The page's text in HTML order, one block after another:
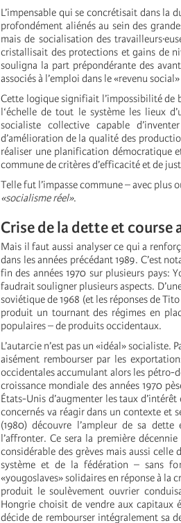
L’impensable qui se concrétisait dans la
profondément aliénés au sein des
mais de socialisation des
cristallisait des protections et gains de
souligna la part prépondérante des
associés à l’emploi dans le «revenu
Cette logique signifiait l’impossibilité de
l‘échelle de tout le système les lieux
socialiste collective capable
d’amélioration de la qualité des
réaliser une planification démocratique
commune de critères d’efficacité et de
Telle fut l’impasse commune – avec plus
«socialisme réel».
Crise de la dette et course
Mais il faut aussi analyser ce qui a
dans les années précédant 1989. C’est
fin des années 1970 sur plusieurs pays:
faudrait souligner plusieurs aspects.
soviétique de 1968 (et les réponses de
produit un tournant des régimes en
populaires – de produits occidentaux.
L’autarcie n’est pas un «idéal»
aisément rembourser par les
occidentales accumulant alors les pétro-
croissance mondiale des années 1970
États-Unis d’augmenter les taux
concernés va réagir dans un contexte et
(1980) découvre l’ampleur de sa
l’affronter. Ce sera la première
considérable des grèves mais aussi celle
système et de la fédération – sans
«yougoslaves» solidaires en réponse à la
produit le soulèvement ouvrier
Hongrie choisit de vendre aux capitaux
décide de rembourser intégralement sa